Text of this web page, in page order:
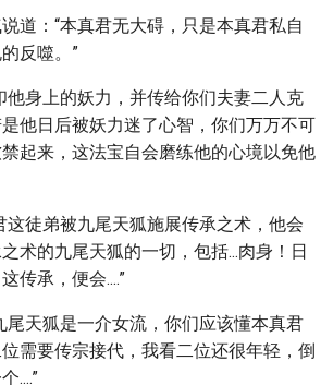
道：“本真君无大碍，只是本真君私自
反噬。”
他身上的妖力，并传给你们夫妻二人克
他日后被妖力迷了心智，你们万万不可
起来，这法宝自会磨练他的心境以免他
这徒弟被九尾天狐施展传承之术，他会
术的九尾天狐的一切，包括...肉身！日
传承，便会....”
尾天狐是一介女流，你们应该懂本真君
需要传宗接代，我看二位还很年轻，倒
....”